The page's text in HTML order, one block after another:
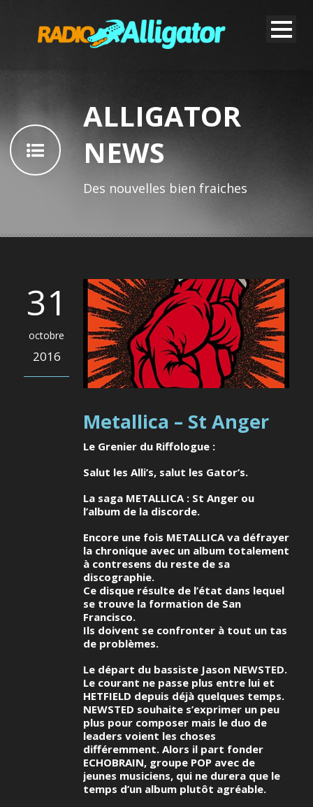
ALLIGATOR
NEWS
Des nouvelles bien fraiches
31
octobre
2016
Metallica – St Anger
Le Grenier du Riffologue :
Salut les Alli’s, salut les Gator’s.
La saga METALLICA : St Anger ou
l’album de la discorde.
Encore une fois METALLICA va défrayer
la chronique avec un album totalement
à contresens du reste de sa
discographie.
Ce disque résulte de l’état dans lequel
se trouve la formation de San
Francisco.
Ils doivent se confronter à tout un tas
de problèmes.
Le départ du bassiste Jason NEWSTED.
Le courant ne passe plus entre lui et
HETFIELD depuis déjà quelques temps.
NEWSTED souhaite s’exprimer un peu
plus pour composer mais le duo de
leaders voient les choses
différemment. Alors il part fonder
ECHOBRAIN, groupe POP avec de
jeunes musiciens, qui ne durera que le
temps d’un album plutôt agréable.